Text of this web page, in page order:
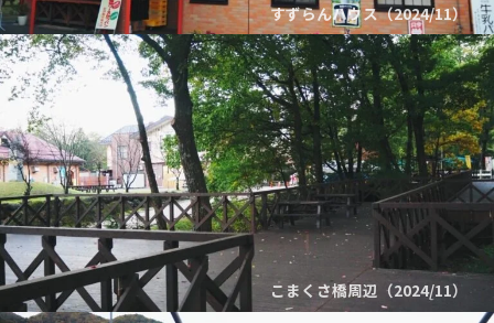
すずらんハウス（2024/11）
こまくさ橋周辺（2024/11）